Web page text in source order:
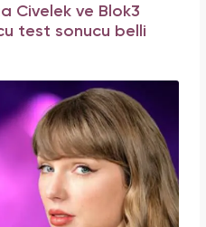
Civelek ve Blok3
test sonucu belli